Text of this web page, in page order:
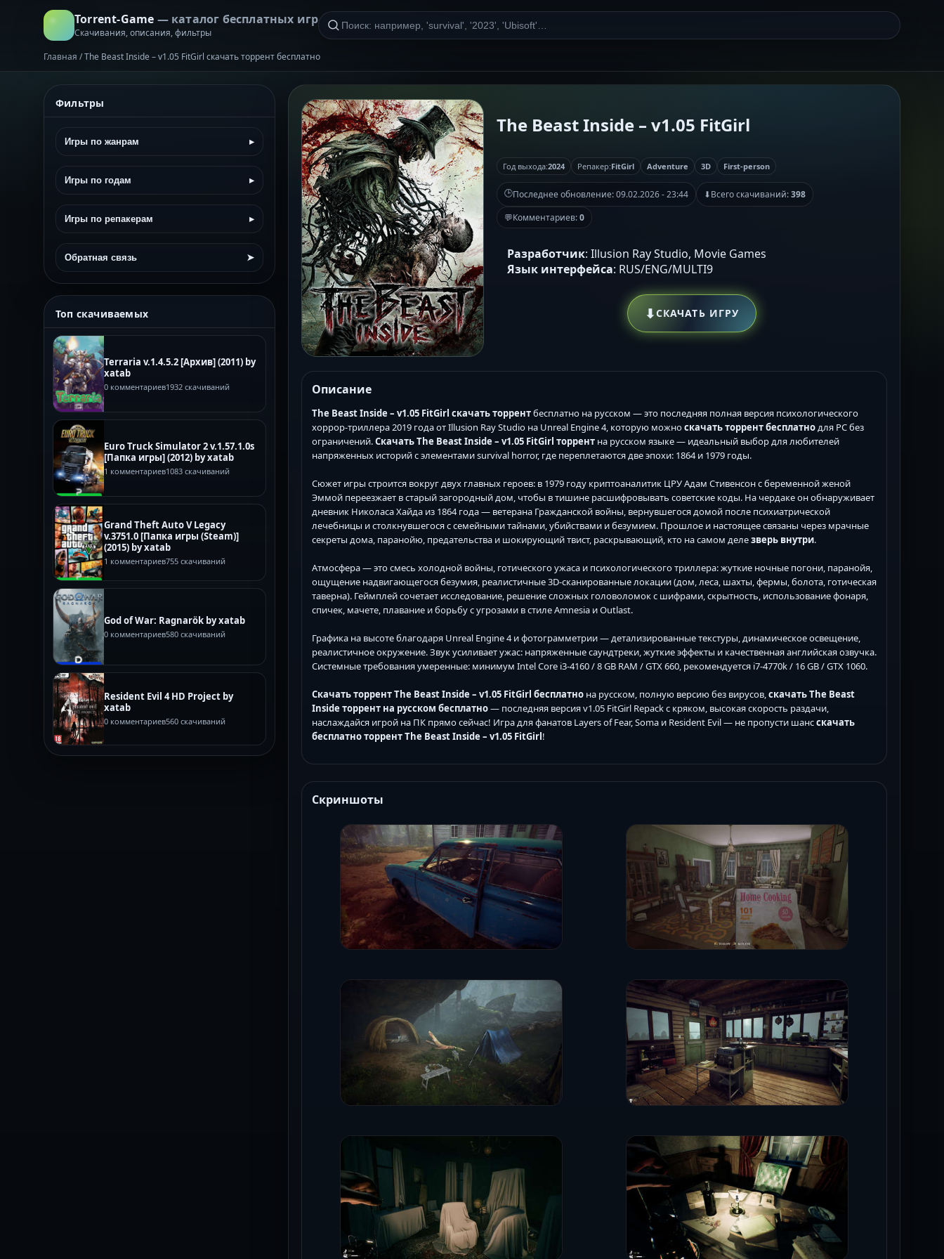
Torrent-Game — каталог бесплатных игр
Скачивания, описания, фильтры
Главная /The Beast Inside – v1.05 FitGirl скачать торрент бесплатно
Фильтры
Игры по жанрам ▸
Игры по годам ▸
Игры по репакерам ▸
Обратная связь ➤
Топ скачиваемых
Terraria v.1.4.5.2 [Архив] (2011) by
xatab
0 комментариев1932 скачиваний
Euro Truck Simulator 2 v.1.57.1.0s
[Папка игры] (2012) by xatab
1 комментариев1083 скачиваний
Grand Theft Auto V Legacy
v.3751.0 [Папка игры (Steam)]
(2015) by xatab
1 комментариев755 скачиваний
God of War: Ragnarök by xatab
0 комментариев580 скачиваний
Resident Evil 4 HD Project by
xatab
0 комментариев560 скачиваний
The Beast Inside – v1.05 FitGirl
Год выхода:2024 Репакер:FitGirl Adventure 3D First-person
🕒Последнее обновление:09.02.2026 - 23:44 ⬇Всего скачиваний:398
💬Комментариев:0
Разработчик: Illusion Ray Studio, Movie Games
Язык интерфейса: RUS/ENG/MULTI9
⬇СКАЧАТЬ ИГРУ
Описание
The Beast Inside – v1.05 FitGirl скачать торрентбесплатно на русском — это последняя полная версия психологического
хоррор-триллера 2019 года от Illusion Ray Studio на Unreal Engine 4, которую можноскачать торрент бесплатнодля PC без
ограничений.Скачать The Beast Inside – v1.05 FitGirl торрент на русском языке — идеальный выбор для любителей
напряженных историй с элементами survival horror, где переплетаются две эпохи: 1864 и 1979 годы.
Сюжет игры строится вокруг двух главных героев: в 1979 году криптоаналитик ЦРУ Адам Стивенсон с беременной женой
Эммой переезжает в старый загородный дом, чтобы в тишине расшифровывать советские коды. На чердаке он обнаруживает
дневник Николаса Хайда из 1864 года — ветерана Гражданской войны, вернувшегося домой после психиатрической
лечебницы и столкнувшегося с семейными тайнами, убийствами и безумием. Прошлое и настоящее связаны через мрачные
секреты дома, паранойю, предательства и шокирующий твист, раскрывающий, кто на самом делезверь внутри.
Атмосфера — это смесь холодной войны, готического ужаса и психологического триллера: жуткие ночные погони, паранойя,
ощущение надвигающегося безумия, реалистичные 3D-сканированные локации (дом, леса, шахты, фермы, болота, готическая
таверна). Геймплей сочетает исследование, решение сложных головоломок с шифрами, скрытность, использование фонаря,
спичек, мачете, плавание и борьбу с угрозами в стиле Amnesia и Outlast.
Графика на высоте благодаря Unreal Engine 4 и фотограмметрии — детализированные текстуры, динамическое освещение,
реалистичное окружение. Звук усиливает ужас: напряженные саундтреки, жуткие эффекты и качественная английская озвучка.
Системные требования умеренные: минимум Intel Core i3-4160 / 8 GB RAM / GTX 660, рекомендуется i7-4770k / 16 GB / GTX 1060.
Скачать торрент The Beast Inside – v1.05 FitGirl бесплатно на русском, полную версию без вирусов,скачать The Beast
Inside торрент на русском бесплатно— последняя версия v1.05 FitGirl Repack с кряком, высокая скорость раздачи,
наслаждайся игрой на ПК прямо сейчас! Игра для фанатов Layers of Fear, Soma и Resident Evil — не пропусти шансскачать
бесплатно торрент The Beast Inside – v1.05 FitGirl !
Скриншоты